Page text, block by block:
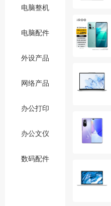
电脑整机
电脑配件
外设产品
网络产品
办公打印
办公文仪
数码配件